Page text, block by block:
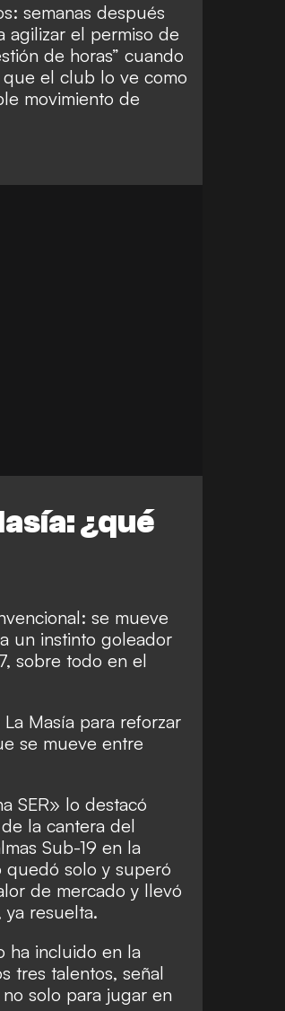
semanas después
agilizar el permiso de
de horas” cuando
que el club lo ve como
movimiento de
¿qué
se mueve
un instinto goleador
sobre todo en el
Masía para reforzar
se mueve entre
SER» lo destacó
la cantera del
Sub-19 en la
quedó solo y superó
de mercado y llevó
resuelta.
ha incluido en la
tres talentos, señal
solo para jugar en